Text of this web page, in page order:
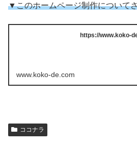
▼このホームページ制作について
https://www.koko-
www.koko-de.com
ココナラ